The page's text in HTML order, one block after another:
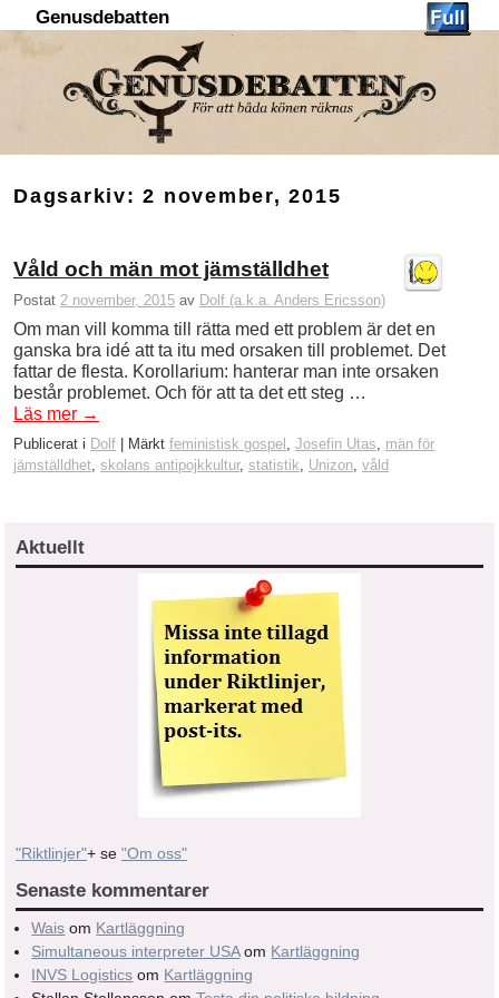
Genusdebatten
Dagsarkiv:2 november, 2015
Våld och män mot jämställdhet
Postat 2 november, 2015 av Dolf (a.k.a. Anders Ericsson)
Om man vill komma till rätta med ett problem är det en
ganska bra idé att ta itu med orsaken till problemet. Det
fattar de flesta. Korollarium: hanterar man inte orsaken
består problemet. Och för att ta det ett steg …
Läs mer →
Publicerat i Dolf Märkt feministisk gospel , Josefin Utas, män för
jämställdhet, skolans antipojkkultur, statistik, Unizon, våld
Aktuellt
"Riktlinjer"+ se "Om oss"
Senaste kommentarer
Wais om Kartläggning
Simultaneous interpreter USAom Kartläggning
INVS Logistics om Kartläggning